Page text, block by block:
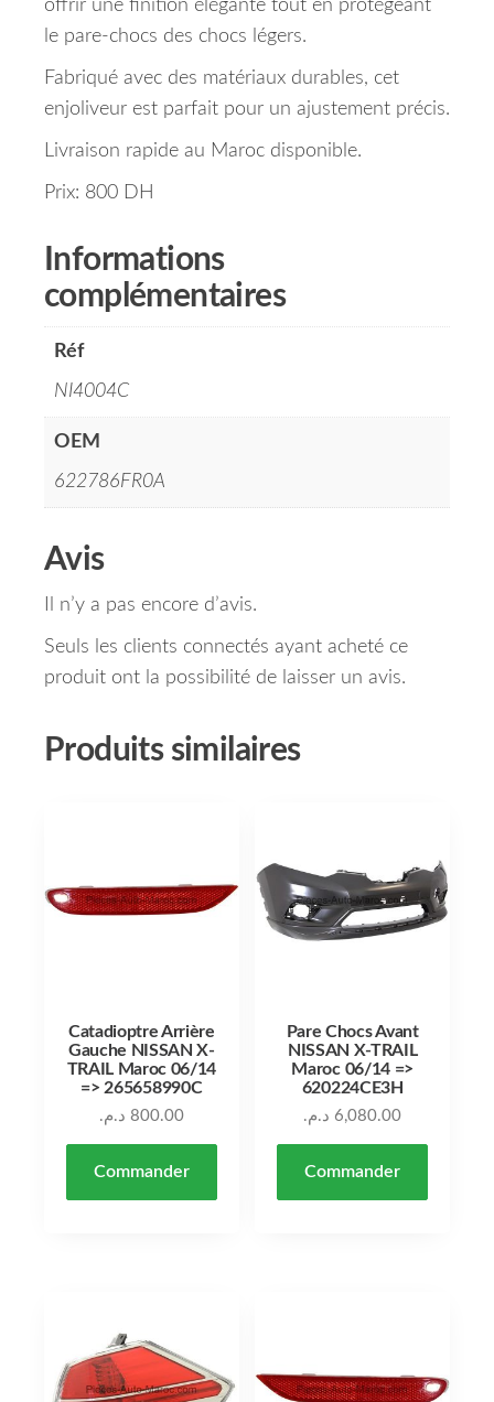
offrir une finition élégante tout en protégeant
le pare-chocs des chocs légers.
Fabriqué avec des matériaux durables, cet
enjoliveur est parfait pour un ajustement précis.
Livraison rapide au Maroc disponible.
Prix: 800 DH
Informations
complémentaires
Réf
NI4004C
OEM
622786FR0A
Avis
Il n’y a pas encore d’avis.
Seuls les clients connectés ayant acheté ce
produit ont la possibilité de laisser un avis.
Produits similaires
Catadioptre Arrière
Gauche NISSAN X-
TRAIL Maroc 06/14
=> 265658990C
800.00 د.م.
Commander
Pare Chocs Avant
NISSAN X-TRAIL
Maroc 06/14 =>
620224CE3H
6,080.00 د.م.
Commander